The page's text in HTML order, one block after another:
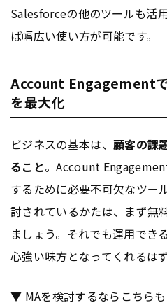
Salesforceの他のツールも活
ば幅広い使い方が可能です。
Account Engagement
を最大化
ビジネスの基本は、 顧客の課
ること。Account
するために必要不可欠なツー
討されているかたは、まず無
ましょう。それでも運用でき
心強い味方となってくれるはず
▼ MAを検討するならこちら